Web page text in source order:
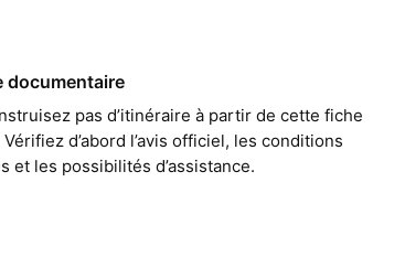
documentaire
pas d’itinéraire à partir de cette fiche
d’abord l’avis officiel, les conditions
et les possibilités d’assistance.